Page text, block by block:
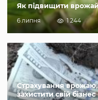
Як підвищити
6 липня 1 244
Страхування
захистити свій бізнес